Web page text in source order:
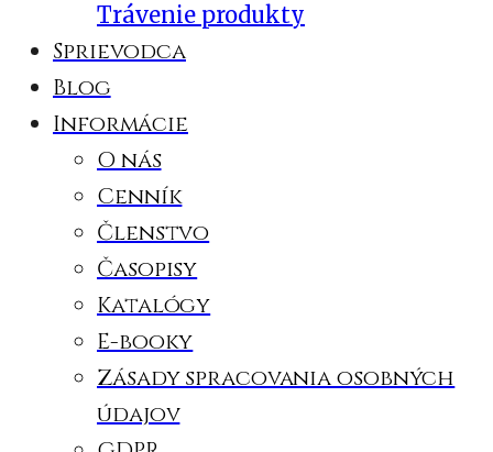
Trávenie produkty
Sprievodca
Blog
Informácie
O nás
Cenník
Členstvo
Časopisy
Katalógy
E-booky
Zásady spracovania osobných
údajov